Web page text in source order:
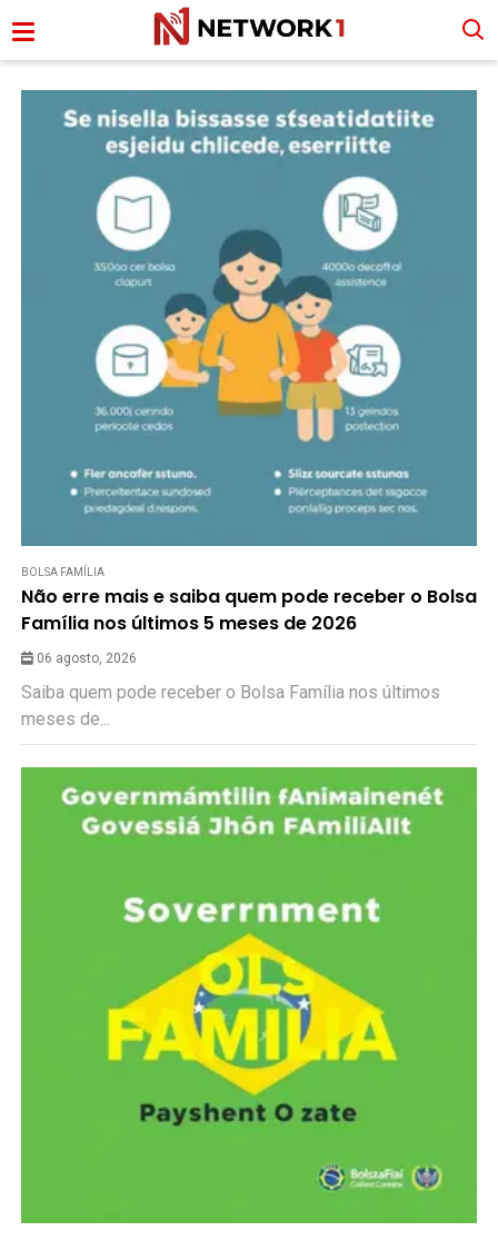
BOLSA FAMÍLIA
Não erre mais e saiba quem pode receber o Bolsa
Família nos últimos 5 meses de 2026
06 agosto, 2026
Saiba quem pode receber o Bolsa Família nos últimos
meses de...